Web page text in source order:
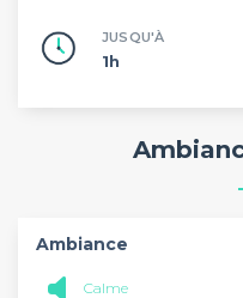
JUSQU'À
1h
Ambiance
Calme